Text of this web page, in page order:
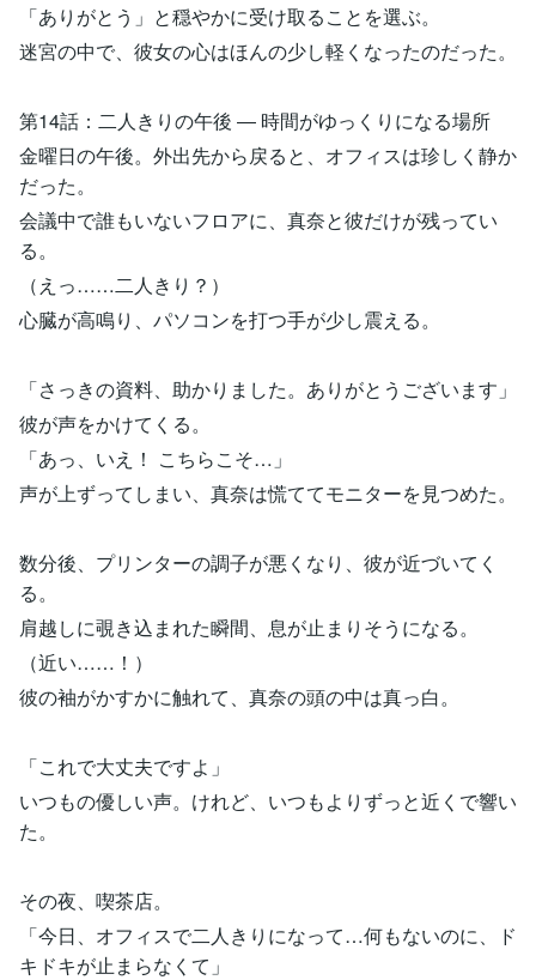
「ありがとう」と穏やかに受け取ることを選ぶ。
迷宮の中で、彼女の心はほんの少し軽くなったのだった。
第14話：二人きりの午後 ― 時間がゆっくりになる場所
金曜日の午後。外出先から戻ると、オフィスは珍しく静か
だった。
会議中で誰もいないフロアに、真奈と彼だけが残ってい
る。
（えっ……二人きり？）
心臓が高鳴り、パソコンを打つ手が少し震える。
「さっきの資料、助かりました。ありがとうございます」
彼が声をかけてくる。
「あっ、いえ！ こちらこそ…」
声が上ずってしまい、真奈は慌ててモニターを見つめた。
数分後、プリンターの調子が悪くなり、彼が近づいてく
る。
肩越しに覗き込まれた瞬間、息が止まりそうになる。
（近い……！）
彼の袖がかすかに触れて、真奈の頭の中は真っ白。
「これで大丈夫ですよ」
いつもの優しい声。けれど、いつもよりずっと近くで響い
た。
その夜、喫茶店。
「今日、オフィスで二人きりになって…何もないのに、ド
キドキが止まらなくて」